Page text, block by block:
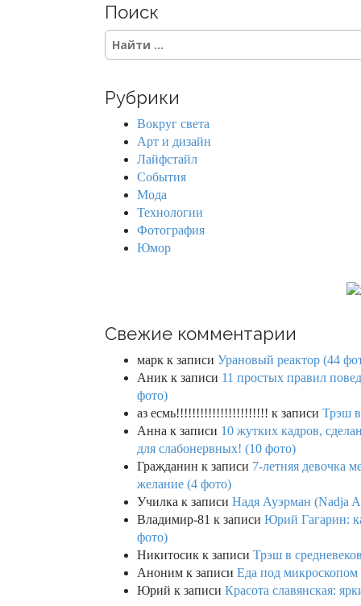
t
s
n
a
o
Поиск
S
c
Рубрики
Вокруг света
Арт и дизайн
Лайфстайл
События
Мода
Технологии
Фотография
Юмор
Свежие комментарии
марк к записи Урановый реактор (44
Аник к записи 11 простых правил
фото)
аз есмь!!!!!!!!!!!!!!!!!!!!!!! к записи Трэш в
Анна к записи 10 жутких кадров,
для слабонервных! (10 фото)
Гражданин к записи 7-летняя девочка
желание (4 фото)
Училка к записи Надя Ауэрман (Nadja
Владимир-81 к записи Юрий Гагарин:
фото)
Никитосик к записи Трэш в
Аноним к записи Еда под микроскопом
Юрий к записи Красота славянская: